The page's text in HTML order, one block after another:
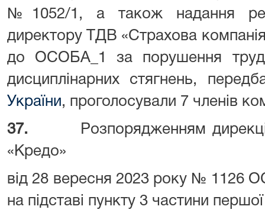
№1052/1, а також надання
директору ТДВ «Страхова
до ОСОБА_1 за порушення
дисциплінарних стягнень,
України, проголосували 7 членів
37.
Розпорядженням
«Кредо»
від 28 вересня 2023 року № 1126
на підставі пункту 3 частини